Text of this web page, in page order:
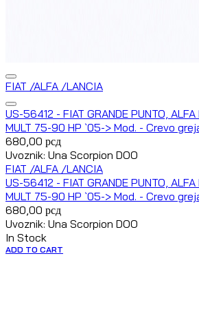
FIAT /ALFA /LANCIA
US-56412 - FIAT GRANDE PUNTO, ALFA
MULT 75-90 HP `05-> Mod. - Crevo
680,00 рсд
Uvoznik: Una Scorpion DOO
FIAT /ALFA /LANCIA
US-56412 - FIAT GRANDE PUNTO, ALFA
MULT 75-90 HP `05-> Mod. - Crevo
680,00 рсд
Uvoznik: Una Scorpion DOO
In Stock
ADD TO CART